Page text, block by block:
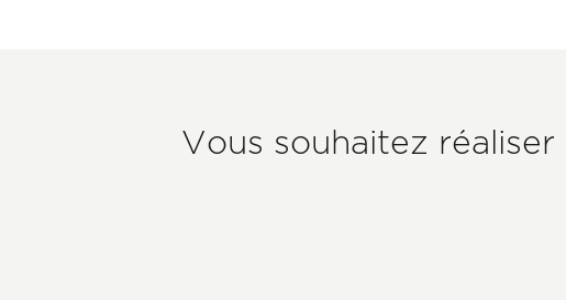
Vous souhaitez réaliser